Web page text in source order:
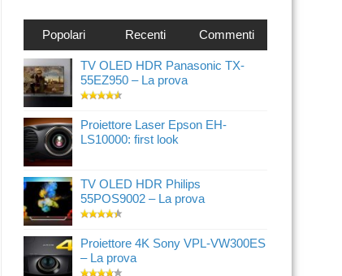
Popolari Recenti Commenti
TV OLED HDR Panasonic TX-
55EZ950 – La prova
Proiettore Laser Epson EH-
LS10000: first look
TV OLED HDR Philips
55POS9002 – La prova
Proiettore 4K Sony VPL-VW300ES
– La prova